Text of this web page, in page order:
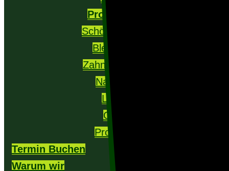
Prophylaxe
Schöne Zähne
Bleaching
Zahnkorrektur
Narkose
Laser
CMD
Prothetik
Termin Buchen
Warum wir